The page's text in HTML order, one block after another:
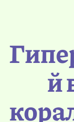
й